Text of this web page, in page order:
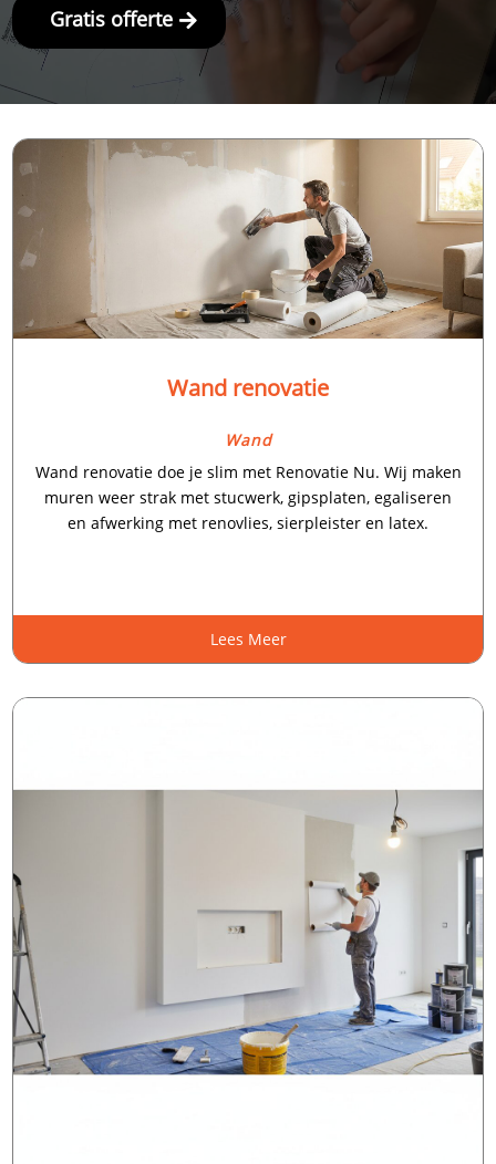
Gratis offerte
Wand renovatie
Wand
Wand renovatie doe je slim met Renovatie Nu.​ Wij maken
muren weer strak met stucwerk, gipsplaten, egaliseren
en afwerking met renovlies, sierpleister en latex.​
Lees Meer